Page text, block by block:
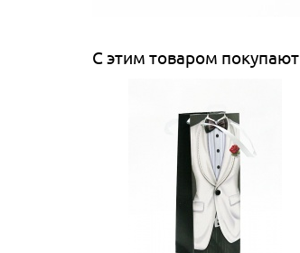
С этим товаром покупают